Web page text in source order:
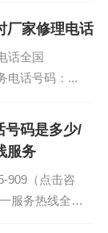
厂家修理电话
心电话全国
电话号码：...
号码是多少/
服务
909（点击咨
服务热线全国